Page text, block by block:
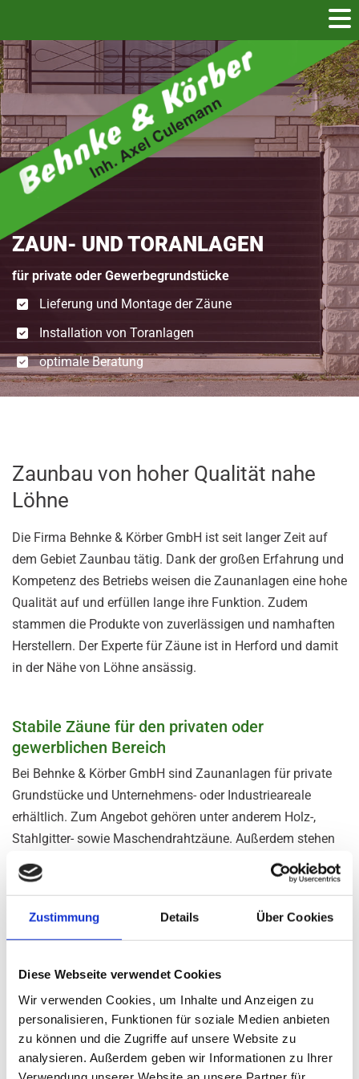
Zustimmung Details Über Cookies
Diese Webseite verwendet Cookies
Wir verwenden Cookies, um Inhalte und Anzeigen zu
personalisieren, Funktionen für soziale Medien anbieten
zu können und die Zugriffe auf unsere Website zu
analysieren. Außerdem geben wir Informationen zu Ihrer
ZAUN- UND TORANLAGEN
für private oder Gewerbegrundstücke
Lieferung und Montage der Zäune
Installation von Toranlagen
optimale Beratung
Zaunbau von hoher Qualität nahe
Löhne
Die Firma Behnke & Körber GmbH ist seit langer Zeit auf
dem Gebiet Zaunbau tätig. Dank der großen Erfahrung und
Kompetenz des Betriebs weisen die Zaunanlagen eine hohe
Qualität auf und erfüllen lange ihre Funktion. Zudem
stammen die Produkte von zuverlässigen und namhaften
Herstellern. Der Experte für Zäune ist in Herford und damit
in der Nähe von Löhne ansässig.
Stabile Zäune für den privaten oder
gewerblichen Bereich
Bei Behnke & Körber GmbH sind Zaunanlagen für private
Grundstücke und Unternehmens- oder Industrieareale
erhältlich. Zum Angebot gehören unter anderem Holz-,
Stahlgitter- sowie Maschendrahtzäune. Außerdem stehen
oft unterschiedliche Ausführungen zur Wahl. Das Team des
Unternehmens liefert den Zaun und befestigt diesen
ansehnliche Begrenzung ergibt. Auch Zaunanlagen mit
sind stets genau und wunschgerecht an die jeweiligen
lediglich die Zaunelemente auszuwählen und die
Installation eigenhändig auszuführen. Die zweite
Kernkompetenz des Unternehmens liegt im Bereich